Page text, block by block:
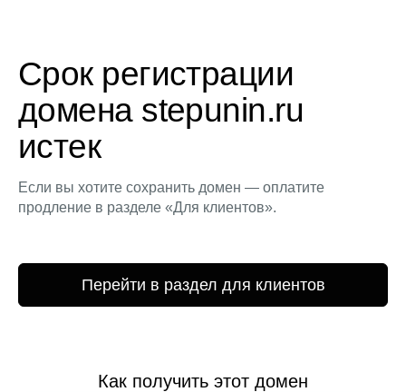
Срок регистрации
домена stepunin.ru
истек
Если вы хотите сохранить домен — оплатите
продление в разделе «Для клиентов».
Перейти в раздел для клиентов
Как получить этот домен